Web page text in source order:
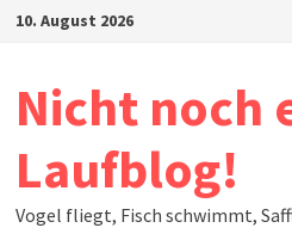
Zum10. August 2026
Nicht noch
Laufblog!
Vogel fliegt, Fisch schwimmt,